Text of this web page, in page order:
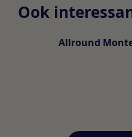
Ook
Allround